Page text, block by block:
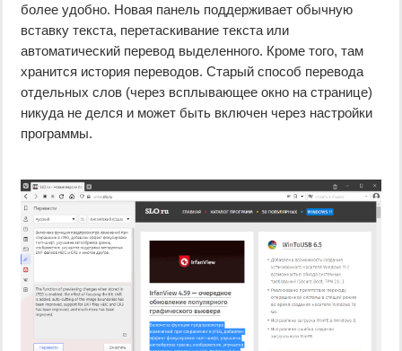
более удобно. Новая панель поддерживает обычную
вставку текста, перетаскивание текста или
автоматический перевод выделенного. Кроме того, там
хранится история переводов. Старый способ перевода
отдельных слов (через всплывающее окно на странице)
никуда не делся и может быть включен через настройки
программы.